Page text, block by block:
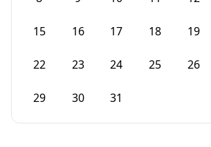
15 16 17 18 19
22 23 24 25 26
29 30 31